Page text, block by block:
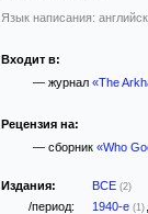
Язык написания:
Входит в:
— журнал «The
Рецензия на:
— сборник «Who
Издания: ВСЕ (2)
/период: 1940-е (1)